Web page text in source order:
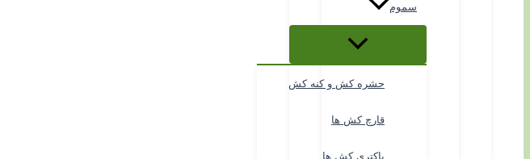
سموم
حشره کش و کنه کش
قارچ کش ها
باکتری کش ها